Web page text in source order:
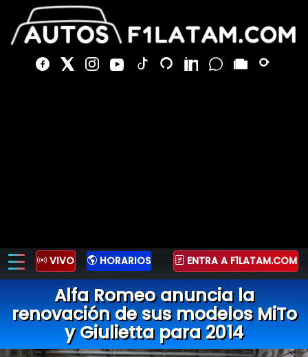
VIVO HORARIOS ENTRA A F1LATAM.COM
Alfa Romeo anuncia la
renovación de sus modelos MiTo
y Giulietta para 2014